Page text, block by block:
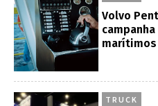
Volvo
marítimos
TRUCK